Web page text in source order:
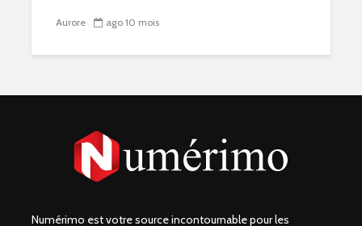
Aurore ago 10 mois
Numérimo est votre source incontournable pour les